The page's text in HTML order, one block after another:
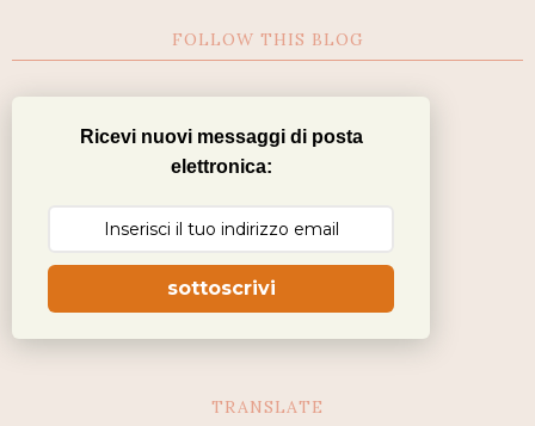
FOLLOW THIS BLOG
Ricevi nuovi messaggi di posta
elettronica:
sottoscrivi
TRANSLATE